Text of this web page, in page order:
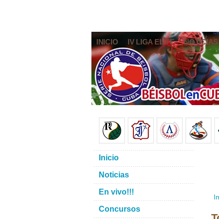
INICIO IV LIGA ELITE NOTICIAS
Inicio
Noticias
En vivo!!!
Concursos